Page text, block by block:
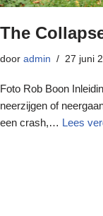
The
door admin 27 juni
Foto Rob Boon
neerzijgen of
een crash,… Lees